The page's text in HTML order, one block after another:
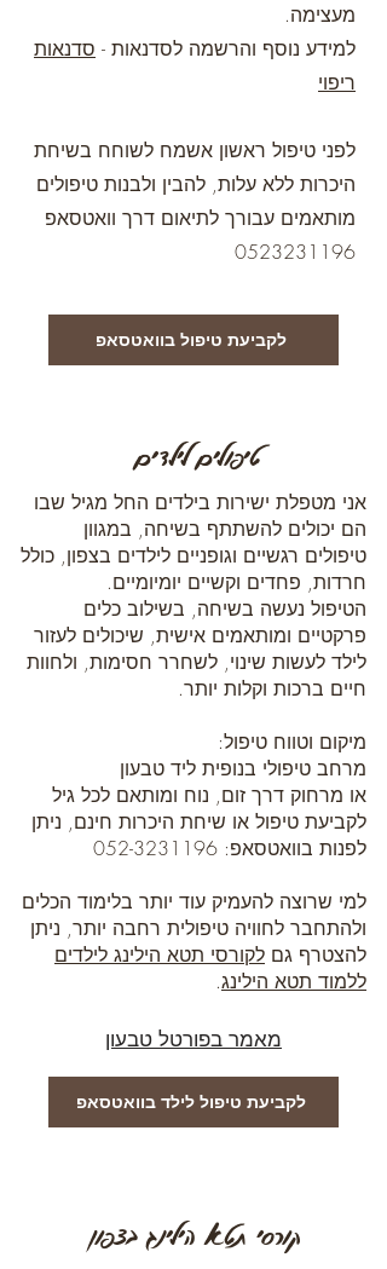
מעצימה.
למידע נוסף והרשמה לסדנאות - סדנאות
ריפוי
לפני טיפול ראשון אשמח לשוחח בשיחת
היכרות ללא עלות, להבין ולבנות טיפולים
מותאמים עבורך לתיאום דרך וואטסאפ
0523231196
לקביעת טיפול בוואטסאפ
טיפולים לילדים
אני מטפלת ישירות בילדים החל מגיל שבו
הם יכולים להשתתף בשיחה, במגוון
טיפולים רגשיים וגופניים לילדים בצפון, כולל
חרדות, פחדים וקשיים יומיומיים.
הטיפול נעשה בשיחה, בשילוב כלים
פרקטיים ומותאמים אישית, שיכולים לעזור
לילד לעשות שינוי, לשחרר חסימות, ולחוות
חיים ברכות וקלות יותר.
מיקום וטווח טיפול:
מרחב טיפולי בנופית ליד טבעון
או מרחוק דרך זום, נוח ומותאם לכל גיל
לקביעת טיפול או שיחת היכרות חינם, ניתן
לפנות בוואטסאפ: 052-3231196
למי שרוצה להעמיק עוד יותר בלימוד הכלים
ולהתחבר לחוויה טיפולית רחבה יותר, ניתן
להצטרף גם לקורסי תטא הילינג לילדים
ללמוד תטא הילינג.
מאמר בפורטל טבעון
לקביעת טיפול לילד בוואטסאפ
קורסי תטא הילינג בצפון